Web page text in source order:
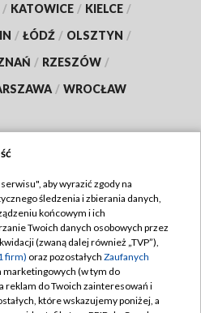
/ KATOWICE / KIELCE /
/ ŁÓDŹ / OLSZTYN /
/ RZESZÓW /
/ WROCŁAW
TVP
TVP
prywatności
zgody
aby wyrazić zgody na
śledzenia i zbierania danych,
końcowym i ich
Twoich danych osobowych przez
(zwaną dalej również „TVP”),
firm) oraz pozostałych Zaufanych
marketingowych (w tym do
reklam do Twoich zainteresowań i
które wskazujemy poniżej, a